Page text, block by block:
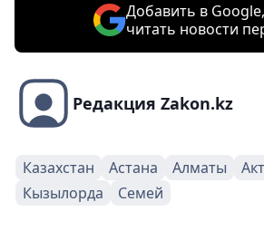
Добавить в
читать новости
Редакция Zakon.kz
Казахстан Астана Алматы
Кызылорда
Семей